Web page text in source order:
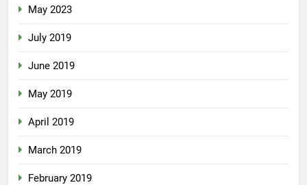
May 2023
July 2019
June 2019
May 2019
April 2019
March 2019
February 2019